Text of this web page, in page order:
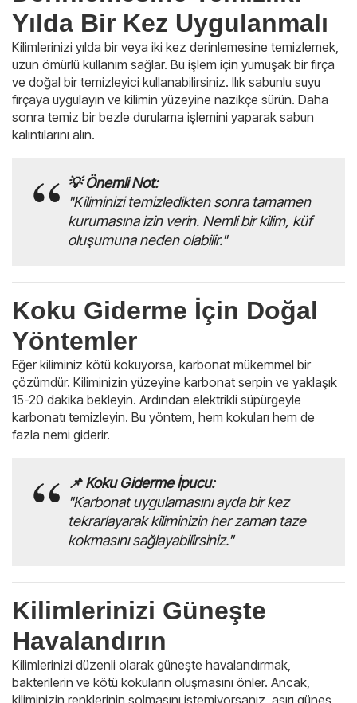
Yılda Bir Kez Uygulanmalı
Kilimlerinizi yılda bir veya iki kez derinlemesine temizlemek,
uzun ömürlü kullanım sağlar. Bu işlem için yumuşak bir fırça
ve doğal bir temizleyici kullanabilirsiniz. Ilık sabunlu suyu
fırçaya uygulayın ve kilimin yüzeyine nazikçe sürün. Daha
sonra temiz bir bezle durulama işlemini yaparak sabun
kalıntılarını alın.
💡 Önemli Not:
"Kiliminizi temizledikten sonra tamamen
kurumasına izin verin. Nemli bir kilim, küf
oluşumuna neden olabilir."
Koku Giderme İçin Doğal
Yöntemler
Eğer kiliminiz kötü kokuyorsa, karbonat mükemmel bir
çözümdür. Kiliminizin yüzeyine karbonat serpin ve yaklaşık
15-20 dakika bekleyin. Ardından elektrikli süpürgeyle
karbonatı temizleyin. Bu yöntem, hem kokuları hem de
fazla nemi giderir.
📌 Koku Giderme İpucu:
"Karbonat uygulamasını ayda bir kez
tekrarlayarak kiliminizin her zaman taze
kokmasını sağlayabilirsiniz."
Kilimlerinizi Güneşte
Havalandırın
Kilimlerinizi düzenli olarak güneşte havalandırmak,
bakterilerin ve kötü kokuların oluşmasını önler. Ancak,